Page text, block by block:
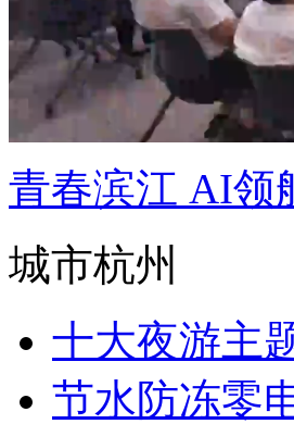
青春滨江 AI领
城市杭州
十大夜游主
节水防冻零